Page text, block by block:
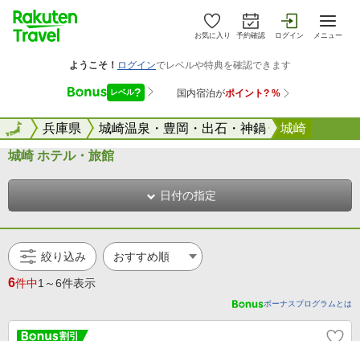
お気に入り 予約確認 ログイン メニュー
全国兵庫県 城崎温泉・豊岡・出石・神鍋 城崎
全国
城崎 ホテル・旅館
日付の指定
絞り込み
6件中1～6件表示
ボーナスプログラムとは